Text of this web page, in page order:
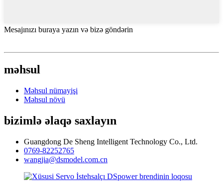
Mesajınızı buraya yazın və bizə göndərin
məhsul
Məhsul nümayişi
Məhsul növü
bizimlə əlaqə saxlayın
Guangdong De Sheng Intelligent Technology Co., Ltd.
0769-82252765
wangjia@dsmodel.com.cn